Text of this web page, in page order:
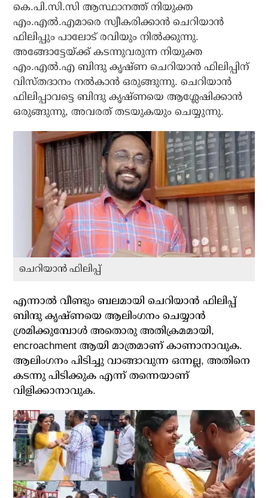
കെ.പി.സി.സി ആസ്ഥാനത്ത് നിയുക്ത
എം.എല്‍.എമാരെ സ്വീകരിക്കാന്‍ ചെറിയാന്‍
ഫിലിപ്പും പാലോട് രവിയും നില്‍ക്കുന്നു.
അങ്ങോട്ടേയ്ക്ക് കടന്നുവരുന്ന നിയുക്ത
എം.എല്‍.എ ബിന്ദു കൃഷ്ണ ചെറിയാന്‍ ഫിലിപ്പിന്
വിസ്തദാനം നല്‍കാന്‍ ഒരുങ്ങുന്നു. ചെറിയാന്‍
ഫിലിപ്പാവട്ടെ ബിന്ദു കൃഷ്ണയെ ആശ്ലേഷിക്കാന്‍
ഒരുങ്ങുന്നു, അവരത് തടയുകയും ചെയ്യുന്നു.
ചെറിയാന്‍ ഫിലിപ്പ്
എന്നാല്‍ വീണ്ടും ബലമായി ചെറിയാന്‍ ഫിലിപ്പ്
ബിന്ദു കൃഷ്ണയെ ആലിംഗനം ചെയ്യാന്‍
ശ്രമിക്കുമ്പോള്‍ അതൊരു അതിക്രമമായി,
encroachment ആയി മാത്രമാണ് കാണാനാവുക.
ആലിംഗനം പിടിച്ചു വാങ്ങാവുന്ന ഒന്നല്ല, അതിനെ
കടന്നു പിടിക്കുക എന്ന് തന്നെയാണ്
വിളിക്കാനാവുക.